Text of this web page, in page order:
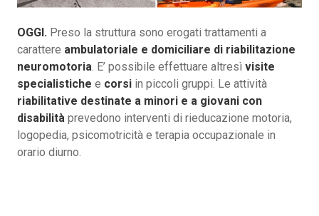
OGGI. Preso la struttura sono erogati trattamenti a
carattere ambulatoriale e domiciliare di riabilitazione
neuromotoria. E’ possibile effettuare altresì visite
specialistiche e corsi in piccoli gruppi. Le attività
riabilitative destinate a minori e a giovani con
disabilità prevedono interventi di rieducazione motoria,
logopedia, psicomotricità e terapia occupazionale in
orario diurno.